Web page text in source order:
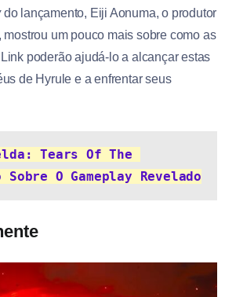
do lançamento, Eiji Aonuma, o produtor
um pouco mais sobre como as
poderão ajudá-lo a alcançar estas
de Hyrule e a enfrentar seus
Tears Of The
Sobre O Gameplay Revelado